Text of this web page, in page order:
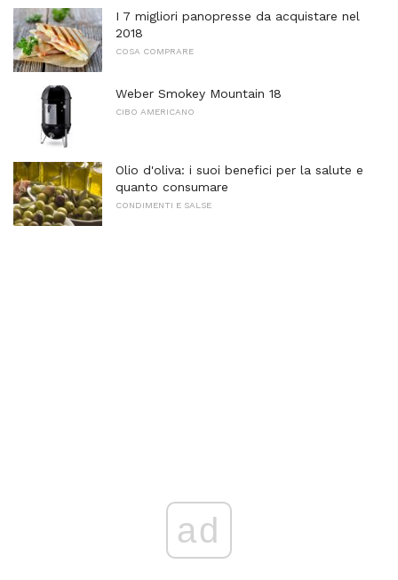
I 7 migliori panopresse da acquistare nel
2018
COSA COMPRARE
Weber Smokey Mountain 18
CIBO AMERICANO
Olio d'oliva: i suoi benefici per la salute e
quanto consumare
CONDIMENTI E SALSE
ad